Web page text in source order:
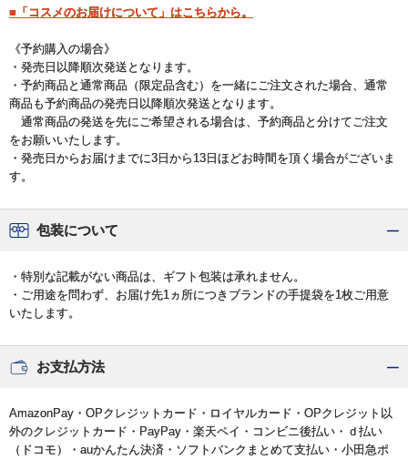
■「コスメのお届けについて」はこちらから。
《予約購入の場合》
・発売日以降順次発送となります。
・予約商品と通常商品（限定品含む）を一緒にご注文された場合、通常
商品も予約商品の発売日以降順次発送となります。
通常商品の発送を先にご希望される場合は、予約商品と分けてご注文
をお願いいたします。
・発売日からお届けまでに3日から13日ほどお時間を頂く場合がございま
す。
包装について
・特別な記載がない商品は、ギフト包装は承れません。
・ご用途を問わず、お届け先1ヵ所につきブランドの手提袋を1枚ご用意
いたします。
お支払方法
AmazonPay・OPクレジットカード・ロイヤルカード・OPクレジット以
外のクレジットカード・PayPay・楽天ペイ・コンビニ後払い・ｄ払い
（ドコモ）・auかんたん決済・ソフトバンクまとめて支払い・小田急ポ